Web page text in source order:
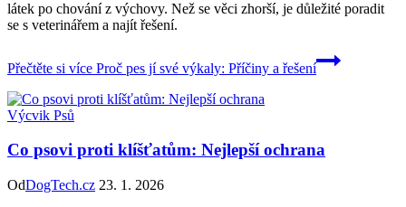
látek po chování z výchovy. Než se věci zhorší, je důležité poradit
se s veterinářem a najít řešení.
Přečtěte si více Proč pes jí své výkaly: Příčiny a řešení
Výcvik Psů
Co psovi proti klíšťatům: Nejlepší ochrana
OdDogTech.cz 23. 1. 2026